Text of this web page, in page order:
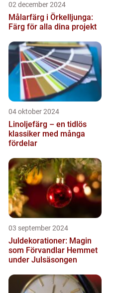
02 december 2024
Målarfärg i Örkelljunga:
Färg för alla dina projekt
04 oktober 2024
Linoljefärg – en tidlös
klassiker med många
fördelar
03 september 2024
Juldekorationer: Magin
som Förvandlar Hemmet
under Julsäsongen